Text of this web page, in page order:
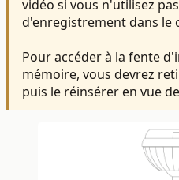
vidéo si vous n'utilisez
d'enregistrement dans le
Pour accéder à la fente
mémoire, vous devrez
puis le réinsérer en vue